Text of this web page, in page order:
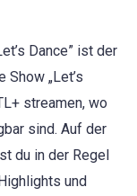
Dance” ist der
Show „Let’s
streamen, wo
sind. Auf der
du in der Regel
und